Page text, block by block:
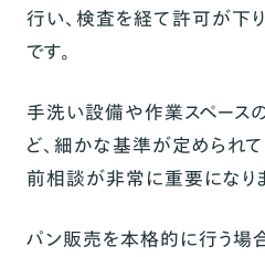
行い、検査を経て許可が下
です。
手洗い設備や作業スペース
ど、細かな基準が定められ
前相談が非常に重要になり
パン販売を本格的に行う場